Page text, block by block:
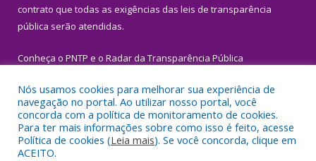
contrato que todas as exigências das leis de transparência
pública serão atendidas.
Conheça o PNTP e o Radar da Transparência Pública
Todos os direitos reservados a Prefeitura Municipal de Igarapé-
Miri.
Nós usamos cookies para melhorar sua experiência de
navegação no portal. Ao utilizar nosso portal, você
concorda com a política de monitoramento de cookies.
Para ter mais informações sobre como isso é feito, acesse
Política de cookies (Leia mais). Se você concorda, clique em
ACEITO.